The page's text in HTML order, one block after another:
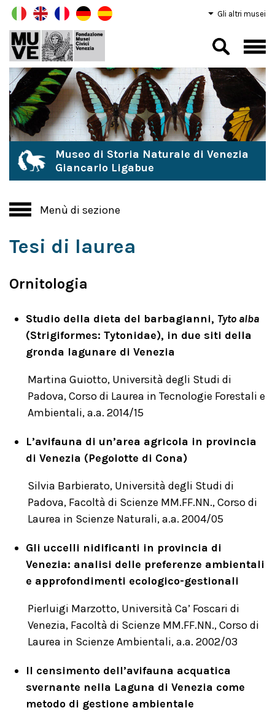
Gli altri musei
Museo di Storia Naturale di Venezia
Giancarlo Ligabue
Menù di sezione
Tesi di laurea
Ornitologia
Studio della dieta del barbagianni, Tyto alba
(Strigiformes: Tytonidae), in due siti della
gronda lagunare di Venezia
Martina Guiotto, Università degli Studi di
Padova, Corso di Laurea in Tecnologie Forestali e
Ambientali, a.a. 2014/15
L’avifauna di un’area agricola in provincia
di Venezia (Pegolotte di Cona)
Silvia Barbierato, Università degli Studi di
Padova, Facoltà di Scienze MM.FF.NN., Corso di
Laurea in Scienze Naturali, a.a. 2004/05
Gli uccelli nidificanti in provincia di
Venezia: analisi delle preferenze ambientali
e approfondimenti ecologico-gestionali
Pierluigi Marzotto, Università Ca’ Foscari di
Venezia, Facoltà di Scienze MM.FF.NN., Corso di
Laurea in Scienze Ambientali, a.a. 2002/03
Il censimento dell’avifauna acquatica
svernante nella Laguna di Venezia come
metodo di gestione ambientale